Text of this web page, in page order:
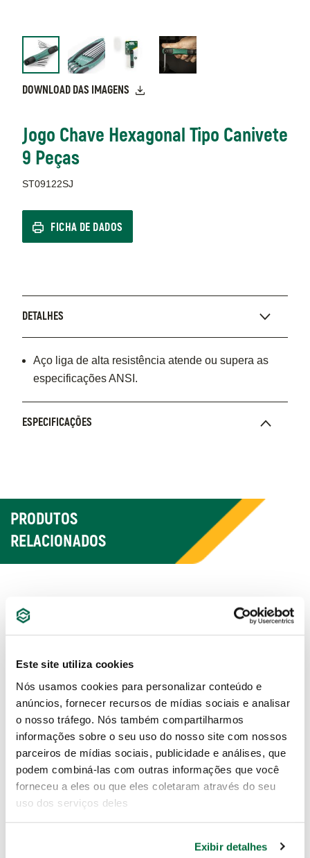
Este site utiliza cookies
Nós usamos cookies para personalizar conteúdo e
anúncios, fornecer recursos de mídias sociais e analisar
o nosso tráfego. Nós também compartilharmos
informações sobre o seu uso do nosso site com nossos
parceiros de mídias sociais, publicidade e análises, que
podem combiná-las com outras informações que você
forneceu a eles ou que eles coletaram através do seu
uso dos serviços deles
Exibir detalhes
DOWNLOAD DAS IMAGENS
Jogo Chave Hexagonal Tipo Canivete
9 Peças
ST09122SJ
FICHA DE DADOS
DETALHES
Aço liga de alta resistência atende ou supera as
especificações ANSI.
ESPECIFICAÇÕES
PRODUTOS
RELACIONADOS
Jogo Chave Hexagonal
Longa Color Abaulada 9
Peças
ST09101CHBSJ
Jogo de Chave Combinada
com Catraca 120 xP 8 À
19mm 7 Peças
ST08051G